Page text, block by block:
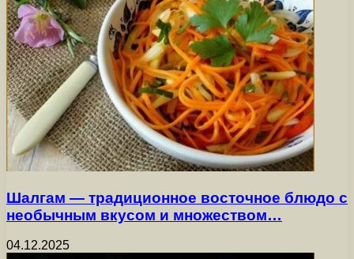
Шалгам — традиционное восточное блюдо с
необычным вкусом и множеством…
04.12.2025